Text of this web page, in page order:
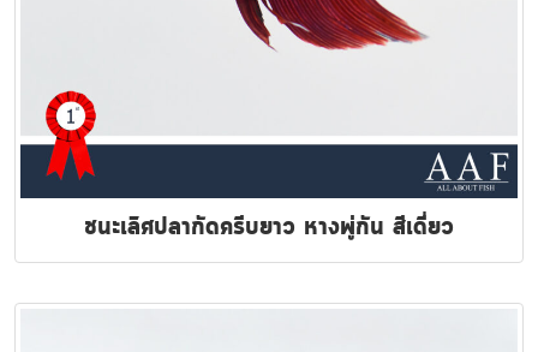
ชนะเลิศปลากัดครีบยาว หางพู่กัน สีเดี่ยว